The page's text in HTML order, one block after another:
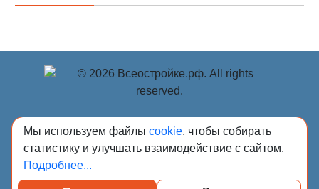
© Учредитель: Индивидуальный предприниматель
Опрышко Светлана Александровна, 2018-2026.
Сообщения и материалы сетевого издания «Всё о
стройке» (зарегистрировано Федеральной службой по
надзору в сфере связи, информационных технологий и
Мы используем файлы cookie, чтобы собирать
статистику и улучшать взаимодействие с сайтом.
Подробнее...